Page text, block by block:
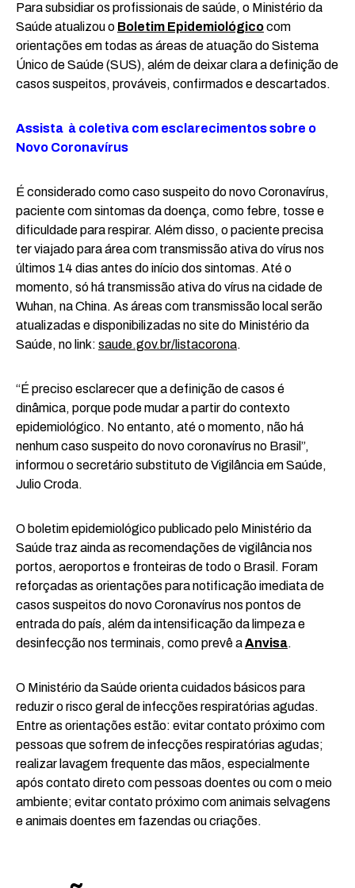
Para subsidiar os profissionais de saúde, o Ministério da
Saúde atualizou o Boletim Epidemiológicocom
orientações em todas as áreas de atuação do Sistema
Único de Saúde (SUS), além de deixar clara a definição de
casos suspeitos, prováveis, confirmados e descartados.
Assista à coletiva com esclarecimentos sobre o
Novo Coronavírus
É considerado como caso suspeito do novo Coronavírus,
paciente com sintomas da doença, como febre, tosse e
dificuldade para respirar. Além disso, o paciente precisa
ter viajado para área com transmissão ativa do vírus nos
últimos 14 dias antes do início dos sintomas. Até o
momento, só há transmissão ativa do vírus na cidade de
Wuhan, na China. As áreas com transmissão local serão
atualizadas e disponibilizadas no site do Ministério da
Saúde, no link: saude.gov.br/listacorona.
“É preciso esclarecer que a definição de casos é
dinâmica, porque pode mudar a partir do contexto
epidemiológico. No entanto, até o momento, não há
nenhum caso suspeito do novo coronavírus no Brasil”,
informou o secretário substituto de Vigilância em Saúde,
Julio Croda.
O boletim epidemiológico publicado pelo Ministério da
Saúde traz ainda as recomendações de vigilância nos
portos, aeroportos e fronteiras de todo o Brasil. Foram
reforçadas as orientações para notificação imediata de
casos suspeitos do novo Coronavírus nos pontos de
entrada do país, além da intensificação da limpeza e
desinfecção nos terminais, como prevê aAnvisa.
O Ministério da Saúde orienta cuidados básicos para
reduzir o risco geral de infecções respiratórias agudas.
Entre as orientações estão: evitar contato próximo com
pessoas que sofrem de infecções respiratórias agudas;
realizar lavagem frequente das mãos, especialmente
após contato direto com pessoas doentes ou com o meio
ambiente; evitar contato próximo com animais selvagens
e animais doentes em fazendas ou criações.